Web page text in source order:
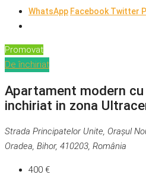
WhatsApp FacebookTwitter
Promovat
De închiriat
Apartament modern
inchiriat in zona
Strada Principatelor Unite, Orașul
Oradea, Bihor, 410203, România
400 €